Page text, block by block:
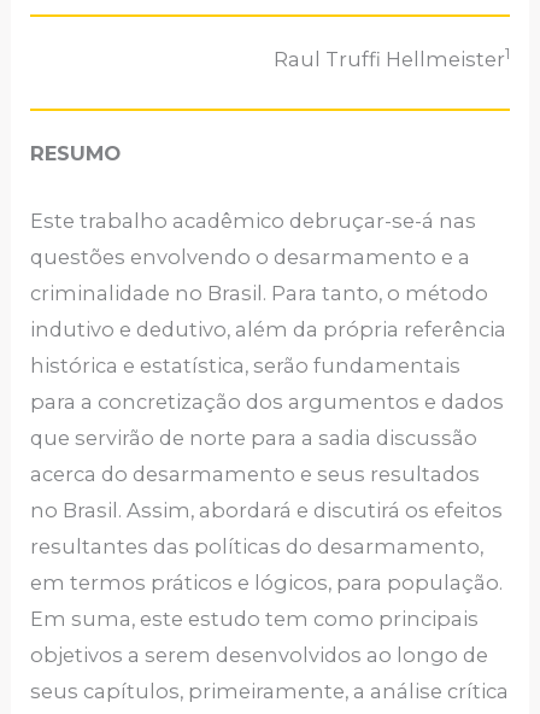
Raul Truffi Hellmeister1
RESUMO
Este trabalho acadêmico debruçar-se-á nas
questões envolvendo o desarmamento e a
criminalidade no Brasil. Para tanto, o método
indutivo e dedutivo, além da própria referência
histórica e estatística, serão fundamentais
para a concretização dos argumentos e dados
que servirão de norte para a sadia discussão
acerca do desarmamento e seus resultados
no Brasil. Assim, abordará e discutirá os efeitos
resultantes das políticas do desarmamento,
em termos práticos e lógicos, para população.
Em suma, este estudo tem como principais
objetivos a serem desenvolvidos ao longo de
seus capítulos, primeiramente, a análise crítica